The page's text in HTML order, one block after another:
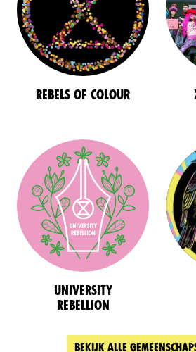
Rebels of colour
University
Rebellion
Bekijk alle